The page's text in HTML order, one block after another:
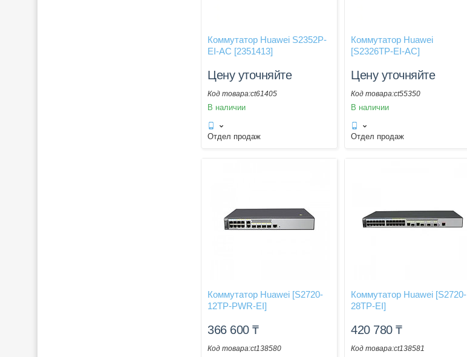
Коммутатор Huawei S2352P-
EI-AC [2351413]
Цену уточняйте
ct61405
В наличии
Отдел продаж
Коммутатор Huawei
[S2326TP-EI-AC]
Цену уточняйте
ct55350
В наличии
Отдел продаж
Коммутатор Huawei [S2720-
12TP-PWR-EI]
366 600₸
ct138580
Коммутатор Huawei [S2720-
28TP-EI]
420 780₸
ct138581